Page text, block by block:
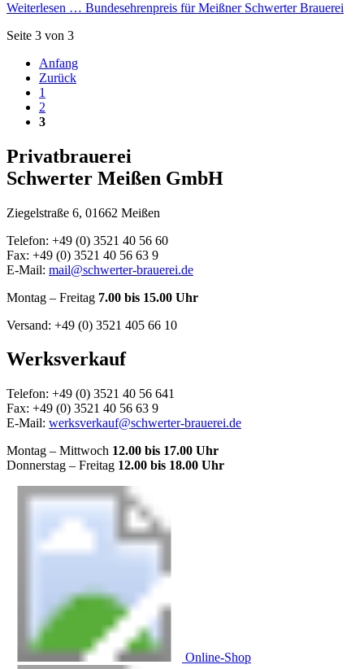
Weiterlesen … Bundesehrenpreis für Meißner Schwerter Brauerei
Seite 3 von 3
Anfang
Zurück
1
2
3
Privatbrauerei
Schwerter Meißen GmbH
Ziegelstraße 6, 01662 Meißen
Telefon: +49 (0) 3521 40 56 60
Fax: +49 (0) 3521 40 56 63 9
E-Mail: mail@schwerter-brauerei.de
Montag – Freitag 7.00 bis 15.00 Uhr
Versand: +49 (0) 3521 405 66 10
Werksverkauf
Telefon: +49 (0) 3521 40 56 641
Fax: +49 (0) 3521 40 56 63 9
E-Mail: werksverkauf@schwerter-brauerei.de
Montag – Mittwoch 12.00 bis 17.00 Uhr
Donnerstag – Freitag 12.00 bis 18.00 Uhr
Online-Shop